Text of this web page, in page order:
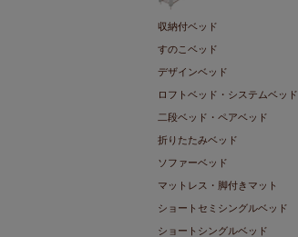
収納付ベッド
すのこベッド
デザインベッド
ロフトベッド・システムベッド
二段ベッド・ペアベッド
折りたたみベッド
ソファーベッド
マットレス・脚付きマット
ショートセミシングルベッド
ショートシングルベッド